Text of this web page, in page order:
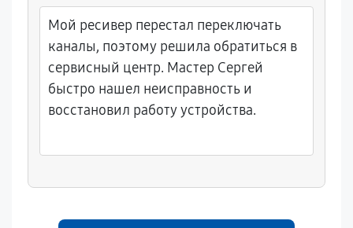
Мой ресивер перестал переключать
каналы, поэтому решила обратиться в
сервисный центр. Мастер Сергей
быстро нашел неисправность и
восстановил работу устройства.